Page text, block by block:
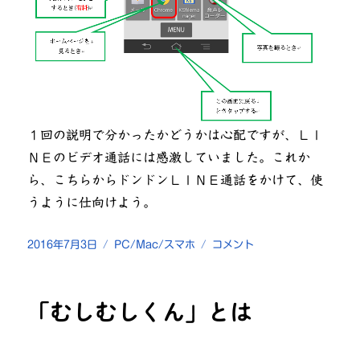
１回の説明で分かったかどうかは心配ですが、ＬＩ
ＮＥのビデオ通話には感激していました。これか
ら、こちらからドンドンＬＩＮＥ通話をかけて、使
うように仕向けよう。
投
2016年7月3日
カ
ー
PC/Mac/スマホ
実
親
コメント
「むしむしくん」とは